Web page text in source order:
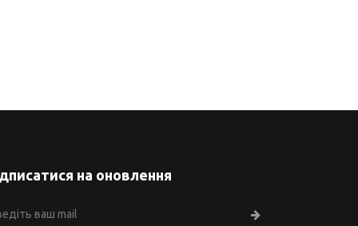
на оновлення